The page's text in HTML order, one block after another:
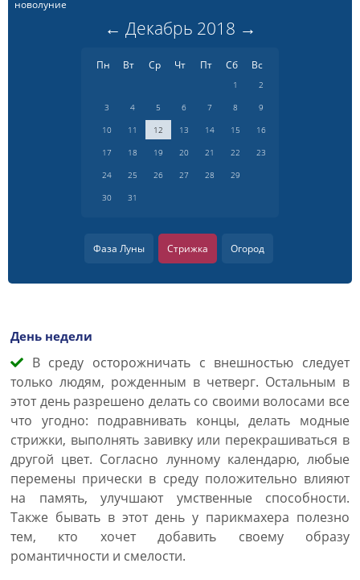
новолуние
← Декабрь 2018 →
Пн Вт Ср Чт Пт Сб Вс
1
2
3
4 5 6 7 8
9
10
11 12 13 14 15
16
17
18 19 20 21 22
23
24
25 26 27 28
29
30
31
Фаза Луны Стрижка Огород
День недели
В среду осторожничать с внешностью следует
только людям, рожденным в четверг. Остальным в
этот день разрешено делать со своими волосами все
что угодно: подравнивать концы, делать модные
стрижки, выполнять завивку или перекрашиваться в
другой цвет. Согласно лунному календарю, любые
перемены прически в среду положительно влияют
на память, улучшают умственные способности.
Также бывать в этот день у парикмахера полезно
тем, кто хочет добавить своему образу
романтичности и смелости.